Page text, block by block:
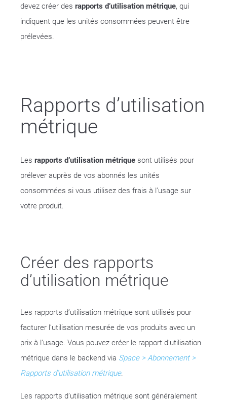
devez créer des rapports d’utilisation métrique, qui
indiquent que les unités consommées peuvent être
prélevées.
Rapports d’utilisation
métrique
Les rapports d’utilisation métrique sont utilisés pour
prélever auprès de vos abonnés les unités
consommées si vous utilisez des frais à l’usage sur
votre produit.
Créer des rapports
d’utilisation métrique
Les rapports d’utilisation métrique sont utilisés pour
facturer l’utilisation mesurée de vos produits avec un
prix à l’usage. Vous pouvez créer le rapport d’utilisation
métrique dans le backend via Space > Abonnement >
Rapports d’utilisation métrique.
Les rapports d’utilisation métrique sont généralement